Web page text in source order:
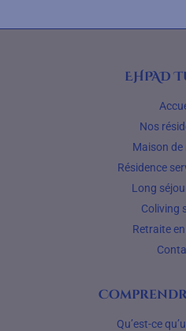
EHPAD
Nos
Maison
Résidence
Long
Coliving
Retraite
Qu’est-ce